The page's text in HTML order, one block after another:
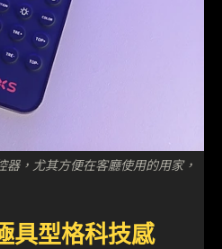
器，尤其方便在客廳使用的用家，
具型格科技感